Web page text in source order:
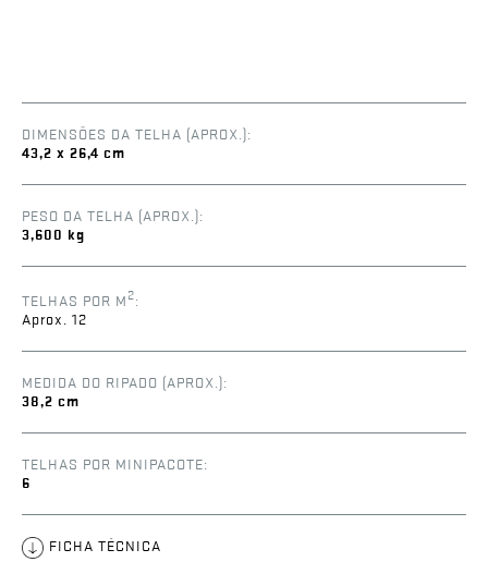
DIMENSÕES DA TELHA (APROX.):
43,2 x 26,4 cm
PESO DA TELHA (APROX.):
3,600 kg
TELHAS POR M 2:
Aprox. 12
MEDIDA DO RIPADO (APROX.):
38,2 cm
TELHAS POR MINIPACOTE:
6
FICHA TÉCNICA